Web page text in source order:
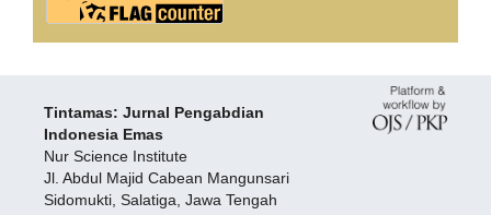
Tintamas: Jurnal Pengabdian
Indonesia Emas
Nur Science Institute
Jl. Abdul Majid Cabean Mangunsari
Sidomukti, Salatiga, Jawa Tengah